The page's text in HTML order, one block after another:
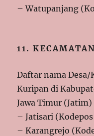
– Watupanjang
11.
Daftar nama
Kuripan di
Jawa Timur (Jatim)
– Jatisari
– Karangrejo